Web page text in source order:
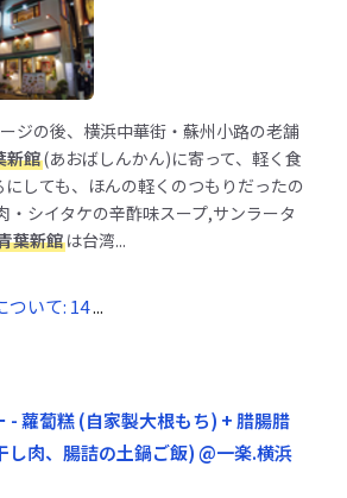
ジの後、横浜中華街・蘇州小路の老舗
新館(あおばしんかん)に寄って、軽く食
しても、ほんの軽くのつもりだったの
・シイタケの辛酢味スープ,サンラータ
葉新館は台湾...
ついて: 14...
- 蘿蔔糕 (自家製大根もち) + 腊腸腊
し肉、腸詰の土鍋ご飯) @一楽.横浜